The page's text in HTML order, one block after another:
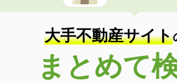
大手不動産サイト
まとめて